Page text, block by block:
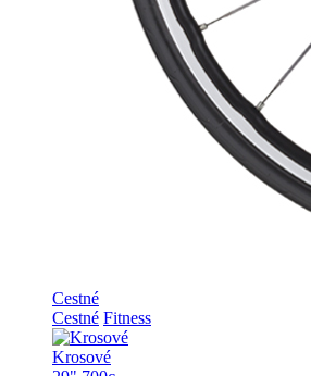
Cestné
Cestné Fitness
Krosové